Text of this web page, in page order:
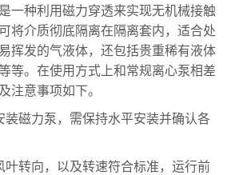
一种利用磁力穿透来实现无机械接触
将介质彻底隔离在隔离套内，适合处
挥发的气液体，还包括贵重稀有液体
等。在使用方式上和常规离心泵相差
注意事项如下。
装磁力泵，需保持水平安装并确认各
叶转向，以及转速符合标准，运行前